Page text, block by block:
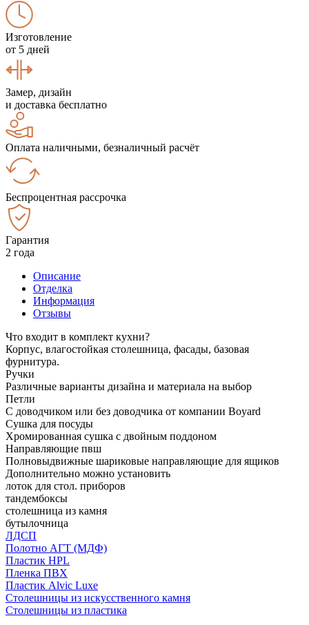
Изготовление
от 5 дней
Замер, дизайн
и доставка бесплатно
Оплата наличными, безналичный расчёт
Беспроцентная рассрочка
Гарантия
2 года
Описание
Отделка
Информация
Отзывы
Что входит в комплект кухни?
Корпус, влагостойкая столешница, фасады, базовая
фурнитура.
Ручки
Различные варианты дизайна и материала на выбор
Петли
С доводчиком или без доводчика от компании Boyard
Сушка для посуды
Хромированная сушка с двойным поддоном
Направляющие пвш
Полновыдвижные шариковые направляющие для ящиков
Дополнительно можно установить
лоток для стол. приборов
тандембоксы
столешница из камня
бутылочница
ЛДСП
Полотно АГТ (МДФ)
Пластик HPL
Пленка ПВХ
Пластик Alvic Luxe
Столешницы из искусственного камня
Столешницы из пластика